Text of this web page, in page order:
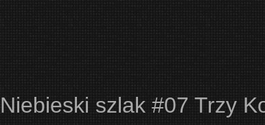
Niebieski szlak #07 Trzy